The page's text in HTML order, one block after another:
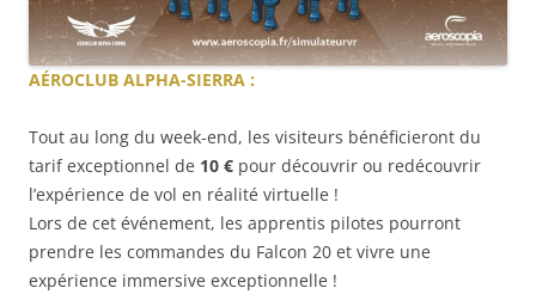
AÉROCLUB ALPHA-SIERRA :
Tout au long du week-end, les visiteurs bénéficieront du
tarif exceptionnel de 10 € pour découvrir ou redécouvrir
l’expérience de vol en réalité virtuelle !
Lors de cet événement, les apprentis pilotes pourront
prendre les commandes du Falcon 20 et vivre une
expérience immersive exceptionnelle !